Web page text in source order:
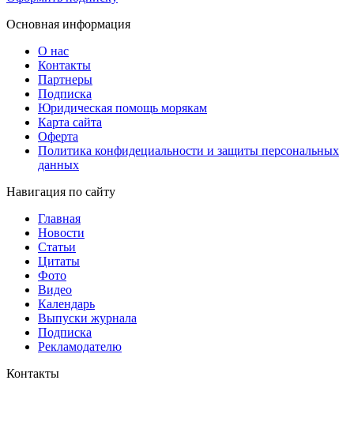
Основная информация
О нас
Контакты
Партнеры
Подписка
Юридическая помощь морякам
Карта сайта
Оферта
Политика конфидециальности и защиты персональных
данных
Навигация по сайту
Главная
Новости
Статьи
Цитаты
Фото
Видео
Календарь
Выпуски журнала
Подписка
Рекламодателю
Контакты